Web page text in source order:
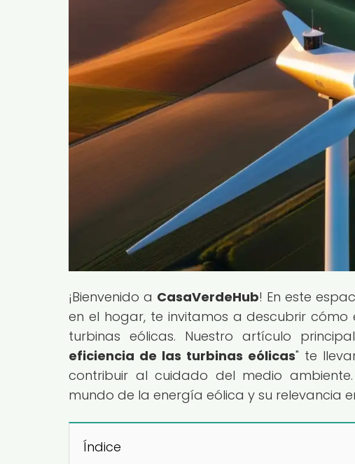
¡Bienvenido a CasaVerdeHub! En este
en el hogar, te invitamos a descubrir
turbinas eólicas. Nuestro artículo
eficiencia de las turbinas eólicas" te
contribuir al cuidado del medio
mundo de la energía eólica y su relevancia
Índice